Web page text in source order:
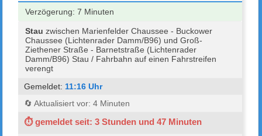
Verzögerung: 7 Minuten
Stau zwischen Marienfelder Chaussee - Buckower
Chaussee (Lichtenrader Damm/B96) und Groß-
Ziethener Straße - Barnetstraße (Lichtenrader
Damm/B96) Stau / Fahrbahn auf einen Fahrstreifen
verengt
Gemeldet: 11:16 Uhr
🔄 Aktualisiert vor: 4 Minuten
⏱ gemeldet seit: 3 Stunden und 47 Minuten